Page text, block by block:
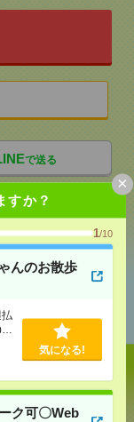
すか？
1/10
んのお散歩
気になる!
ク可〇Web
×
で送る
ブックマーク
散歩付き添